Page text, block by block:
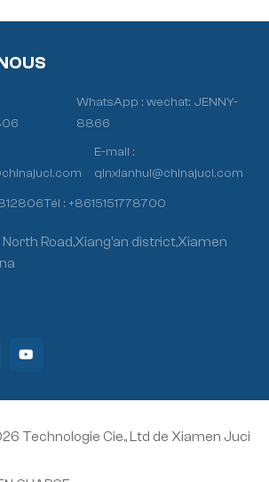
WhatsApp :wechat: JENNY-
8866
E-mail :
qinxianhui@chinajuci.com
Tél :+8615151778700
Road,Xiang’an district,Xiamen
Technologie Cie., Ltd de Xiamen Juci